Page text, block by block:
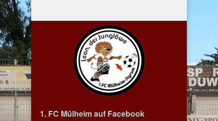
1. FC Mülheim auf Facebook